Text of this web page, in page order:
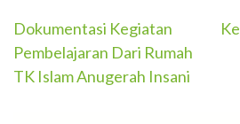
Post
navigation
Dokumentasi Kegiatan
Pembelajaran Dari Rumah
TK Islam Anugerah Insani